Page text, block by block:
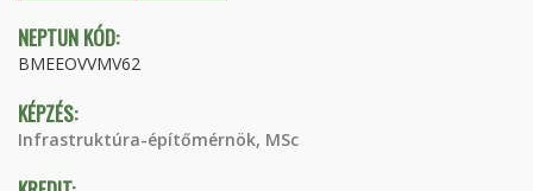
NEPTUN KÓD:
BMEEOVVMV62
KÉPZÉS:
Infrastruktúra-építőmérnök, MSc